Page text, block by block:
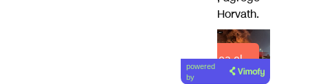
Horvath.
Lea el
artículo
powered
by